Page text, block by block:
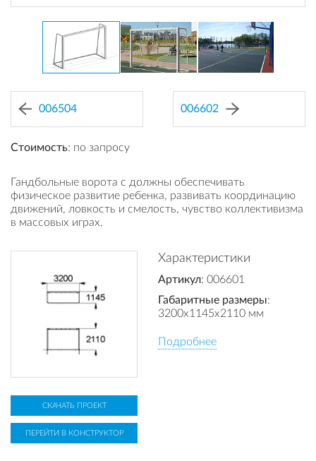
006504 006602
Стоимость: по запросу
Гандбольные ворота с должны обеспечивать
физическое развитие ребенка, развивать координацию
движений, ловкость и смелость, чувство коллективизма
в массовых играх.
Характеристики
Артикул: 006601
Габаритные размеры:
3200x1145x2110 мм
Подробнее
СКАЧАТЬ ПРОЕКТ
ПЕРЕЙТИ В КОНСТРУКТОР